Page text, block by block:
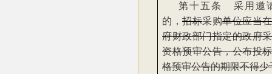
第十五条 采用邀
的，招标采购单位应当
府财政部门指定的政府
资格预审公告，公布投
格预审公告的期限不得